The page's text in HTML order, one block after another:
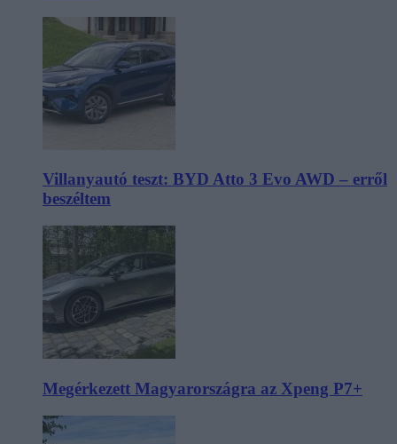
Villanyautó teszt: BYD Atto 3 Evo AWD – erről
beszéltem
Megérkezett Magyarországra az Xpeng P7+